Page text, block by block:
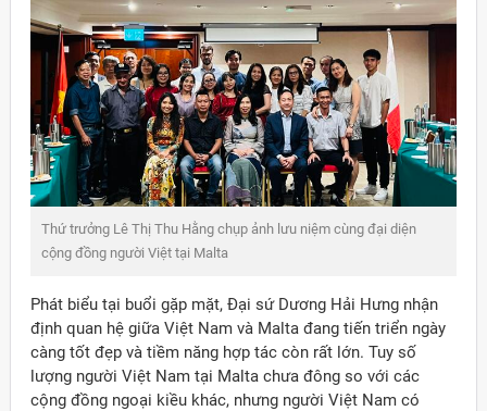
Đại sứ Dương Hải Hưng phat biểu tại buổi gặp gỡ
Phát biểu tại buổi gặp mặt, Đại sứ Dương Hải Hưng nhận
định quan hệ giữa Việt Nam và Malta đang tiến triển ngày
càng tốt đẹp và tiềm năng hợp tác còn rất lớn. Tuy số
lượng người Việt Nam tại Malta chưa đông so với các
cộng đồng ngoại kiều khác, nhưng người Việt Nam có